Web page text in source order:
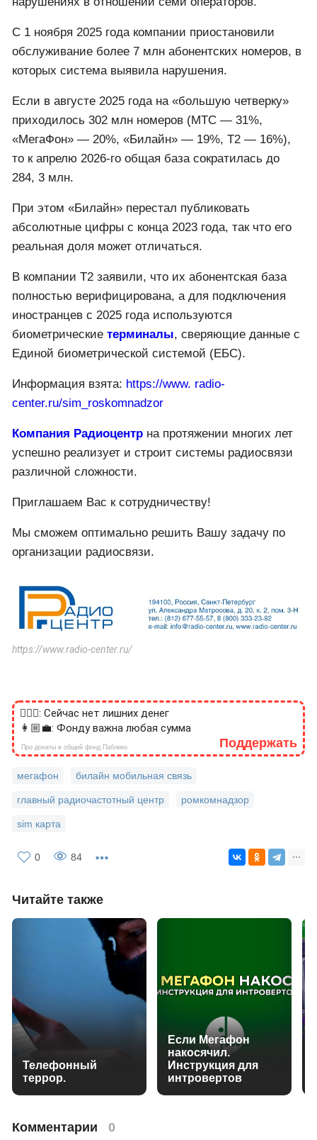
С 1 ноября 2025 года компании приостановили
обслуживание более 7 млн абонентских номеров, в
которых система выявила нарушения.
Если в августе 2025 года на «большую четверку»
приходилось 302 млн номеров (МТС — 31%,
«МегаФон» — 20%, «Билайн» — 19%, Т2 — 16%),
то к апрелю 2026-го общая база сократилась до
284, 3 млн.
При этом «Билайн» перестал публиковать
абсолютные цифры с конца 2023 года, так что его
реальная доля может отличаться.
В компании Т2 заявили, что их абонентская база
полностью верифицирована, а для подключения
иностранцев с 2025 года используются
биометрические терминалы, сверяющие данные с
Единой биометрической системой (ЕБС).
Информация взята: https://www. radio-
center.ru/sim_roskomnadzor
Компания Радиоцентр на протяжении многих лет
успешно реализует и строит системы радиосвязи
различной сложности.
Приглашаем Вас к сотрудничеству!
Мы сможем оптимально решить Вашу задачу по
организации радиосвязи.
https://www.radio-center.ru/
🙎🏻‍♂️: Сейчас нет лишних денег
👩🏼‍💼: Фонду важна любая сумма
Поддержать
Про донаты в общий фонд Паблико
мегафон билайн мобильная связь
главный радиочастотный центр ромкомнадзор
sim карта
0 84
Читайте также
Телефонный
террор.
Если Мегафон
накосячил.
Инструкция для
интровертов
Комментарии 0